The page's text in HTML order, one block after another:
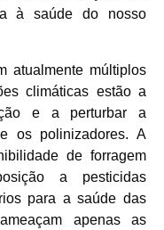
à saúde do nosso
atualmente múltiplos
climáticas estão a
e a perturbar a
os polinizadores. A
de forragem
a pesticidas
para a saúde das
apenas as